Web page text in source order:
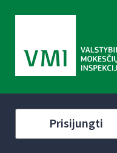
Prisijungti